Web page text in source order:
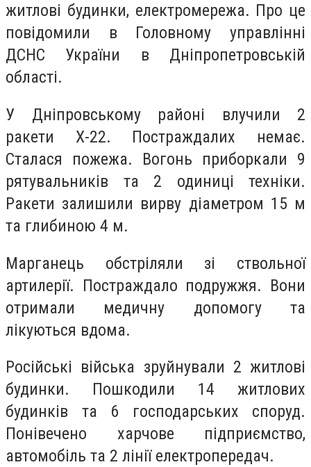
житлові будинки, електромережа. Про це
повідомили в Головному управлінні
ДСНС України в Дніпропетровській
області.
У Дніпровському районі влучили 2
ракети Х-22. Постраждалих немає.
Сталася пожежа. Вогонь приборкали 9
рятувальників та 2 одиниці техніки.
Ракети залишили вирву діаметром 15 м
та глибиною 4 м.
Марганець обстріляли зі ствольної
артилерії. Постраждало подружжя. Вони
отримали медичну допомогу та
лікуються вдома.
Російські війська зруйнували 2 житлові
будинки. Пошкодили 14 житлових
будинків та 6 господарських споруд.
Понівечено харчове підприємство,
автомобіль та 2 лінії електропередач.